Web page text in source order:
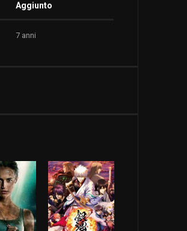
Aggiunto
7 anni